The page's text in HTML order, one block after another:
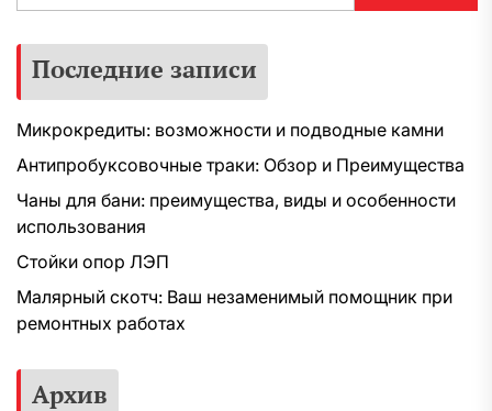
Последние записи
Микрокредиты: возможности и подводные камни
Антипробуксовочные траки: Обзор и Преимущества
Чаны для бани: преимущества, виды и особенности
использования
Стойки опор ЛЭП
Малярный скотч: Ваш незаменимый помощник при
ремонтных работах
Архив